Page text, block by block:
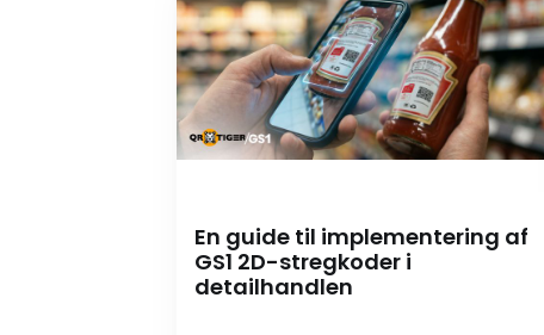
En guide til implementering af
GS1 2D-stregkoder i
detailhandlen